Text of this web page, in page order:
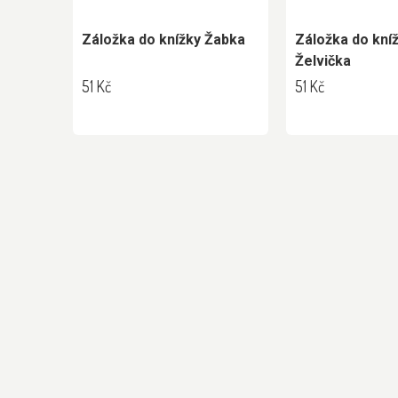
Záložka do knížky Žabka
51 Kč
Záložka do
Želvička
51 Kč